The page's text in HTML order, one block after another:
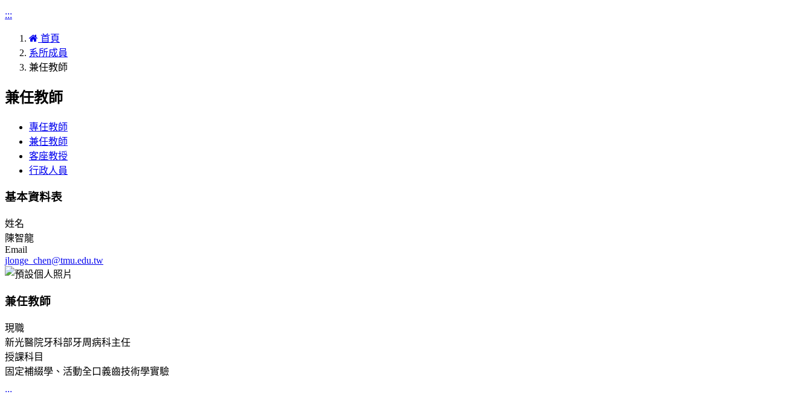
:::
首頁
系所成員
兼任教師
兼任教師
專任教師
兼任教師
客座教授
行政人員
基本資料表
姓名
陳智龍
Email
jlonge_chen@tmu.edu.tw
兼任教師
現職
新光醫院牙科部牙周病科主任
授課科目
固定補綴學、活動全口義齒技術學實驗